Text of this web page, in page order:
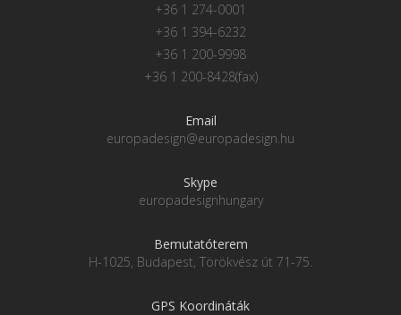
+36 1 274-0001
+36 1 394-6232
+36 1 200-9998
+36 1 200-8428(fax)
Email
europadesign@europadesign.hu
Skype
europadesignhungary
Bemutatóterem
H-1025, Budapest, Törökvész út 71-75.
GPS Koordináták